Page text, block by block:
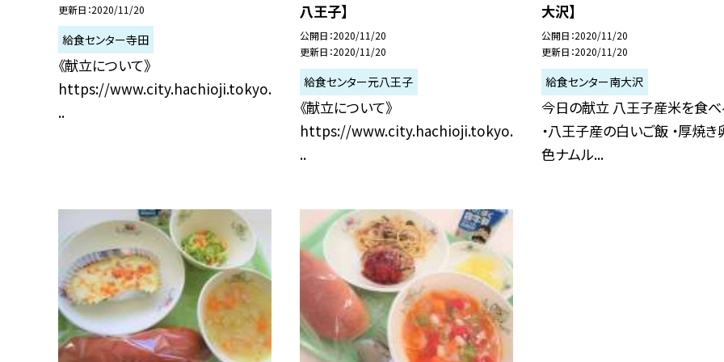
更新日 2020/11/20
給食センター寺田
《献立について》
https://www.city.hachioji.tokyo.
..
八王子】
公開日 2020/11/20
更新日 2020/11/20
給食センター元八王子
《献立について》
https://www.city.hachioji.tokyo.
..
大沢】
公開日 2020/11/20
更新日 2020/11/20
給食センター南大沢
今日の献立 八王子産米を食べ
・八王子産の白いご飯 ・厚焼き
色ナムル...